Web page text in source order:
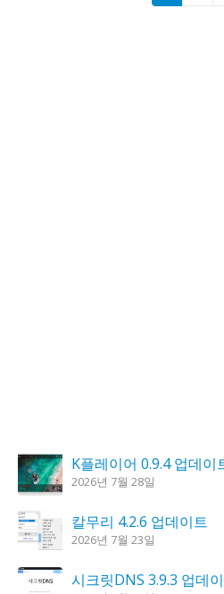
K플레이어 0.9.4 업데이
2026년 7월 28일
칼무리 4.2.6 업데이트
2026년 7월 23일
시크릿DNS 3.9.3 업데